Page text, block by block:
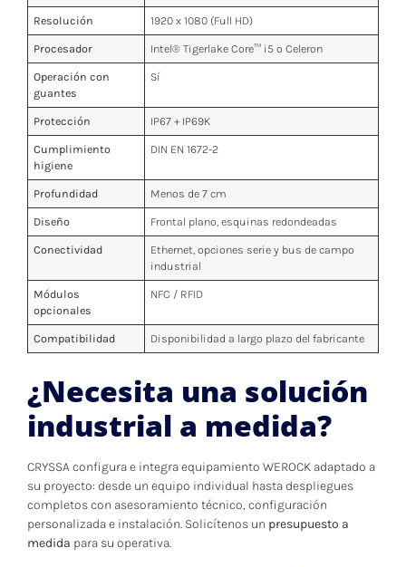
Resolución 1920 x 1080 (Full HD)
Procesador Intel® Tigerlake Core™ i5 o Celeron
Operación con
guantes
Sí
Protección IP67 + IP69K
Cumplimiento
higiene
DIN EN 1672-2
Profundidad Menos de 7 cm
Diseño Frontal plano, esquinas redondeadas
Conectividad
Ethernet, opciones serie y bus de campo
industrial
Módulos
opcionales
NFC / RFID
Compatibilidad Disponibilidad a largo plazo del fabricante
¿Necesita una solución
industrial a medida?
CRYSSA configura e integra equipamiento WEROCK adaptado a
su proyecto: desde un equipo individual hasta despliegues
completos con asesoramiento técnico, configuración
personalizada e instalación. Solicítenos un presupuesto a
medida para su operativa.